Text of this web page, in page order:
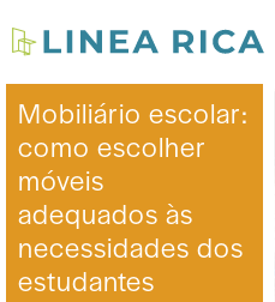
Mobiliário escolar:
como escolher
móveis
adequados às
necessidades dos
estudantes